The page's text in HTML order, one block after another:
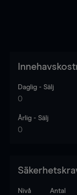
Daglig - Sälj
0
Årlig - Sälj
0
Nivå Antal